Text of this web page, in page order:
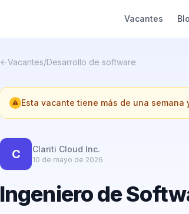
Vacantes
Vacantes/Desarrollo de software
Esta vacante tiene más de una semana
C Clariti Cloud Inc.
10 de mayo de 2026
Ingeniero de